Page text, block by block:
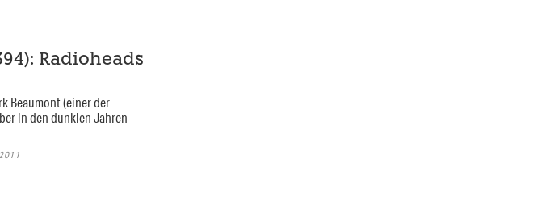
Radioheads
Beaumont (einer der
in den dunklen Jahren